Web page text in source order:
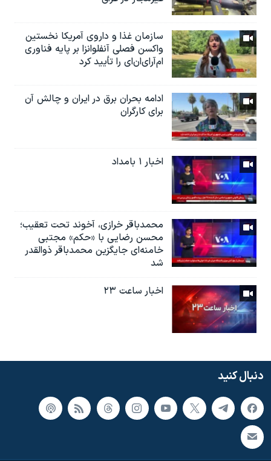
سازمان غذا و داروی آمریکا نخستین
واکسن فصلی آنفلوانزا بر پایه فناوری
ام‌آر‌ای‌ان‌ای را تأیید کرد
ادامه بحران برق در ایران و چالش آن
برای کارگران
اخبار ۱ بامداد
محمدباقر خرازی، آخوند تحت تعقیب؛
محسن رضایی با «حکم» مجتبی
خامنه‌ای جایگزین محمدباقر ذوالقدر
شد
اخبار ساعت ۲۳
دنبال کنید